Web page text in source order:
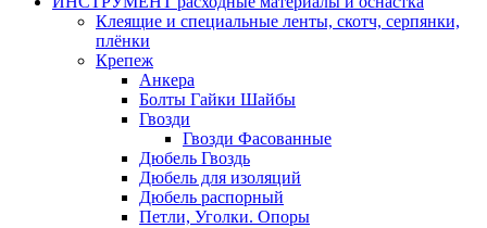
Клеящие и специальные ленты, скотч, серпянки,
плёнки
Крепеж
Анкера
Болты Гайки Шайбы
Гвозди
Гвозди Фасованные
Дюбель Гвоздь
Дюбель для изоляций
Дюбель распорный
Петли, Уголки. Опоры